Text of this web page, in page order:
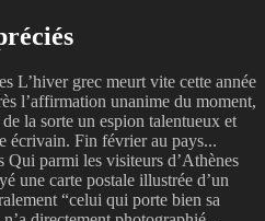
L’hiver grec meurt vite cette année
l’affirmation unanime du moment,
la sorte un espion talentueux et
écrivain. Fin février au pays...
Qui parmi les visiteurs d’Athènes
une carte postale illustrée d’un
“celui qui porte bien sa